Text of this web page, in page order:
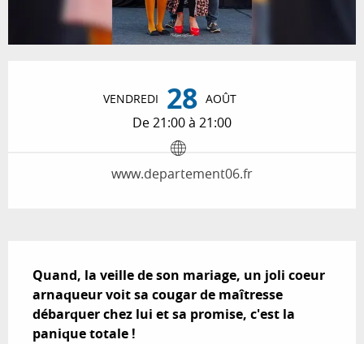
VENDREDI 28 AOÛT
De 21:00 à 21:00
www.departement06.fr
Quand, la veille de son mariage, un joli coeur
arnaqueur voit sa cougar de maîtresse
débarquer chez lui et sa promise, c'est la
panique totale !